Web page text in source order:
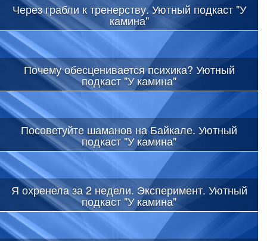
Через грабли к тренерству. Уютный подкаст "У
камина"
Почему обесценивается психика? Уютный
подкаст "У камина"
Посоветуйте шаманов на Байкале. Уютный
подкаст "У камина"
Я охренела за 2 недели. Эксперимент. Уютный
подкаст "У камина"